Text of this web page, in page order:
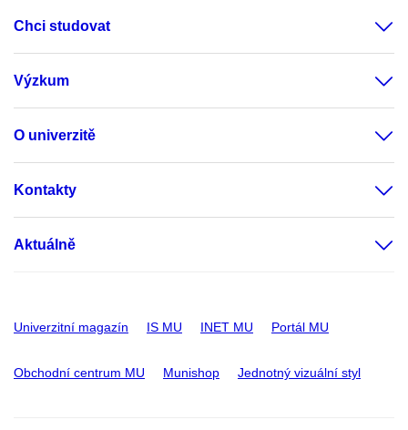
Chci studovat
Výzkum
O univerzitě
Kontakty
Aktuálně
Univerzitní magazín IS MU INET MU Portál MU
Obchodní centrum MU Munishop Jednotný vizuální styl